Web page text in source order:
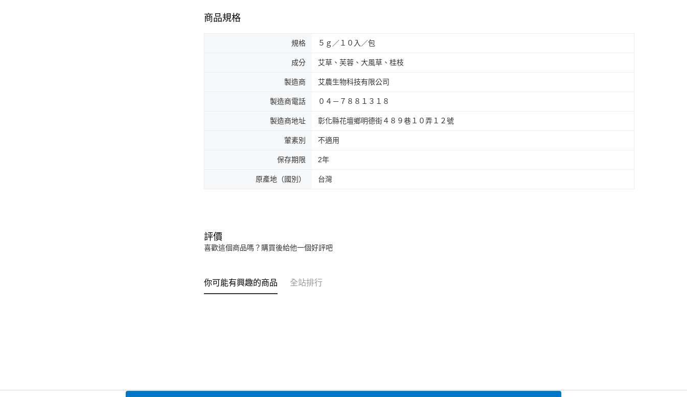
商品規格
規格 ５ｇ／１０入／包
成分 艾草、芙蓉、大風草、桂枝
製造商 艾農生物科技有限公司
製造商電話 ０４－７８８１３１８
製造商地址 彰化縣花壇鄉明德街４８９巷１０弄１２號
葷素別 不適用
保存期限 2年
原產地（國別） 台灣
評價
喜歡這個商品嗎？購買後給他一個好評吧
你可能有興趣的商品 全站排行